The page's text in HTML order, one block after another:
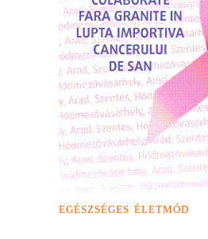
EGÉSZSÉGES ÉLETMÓD